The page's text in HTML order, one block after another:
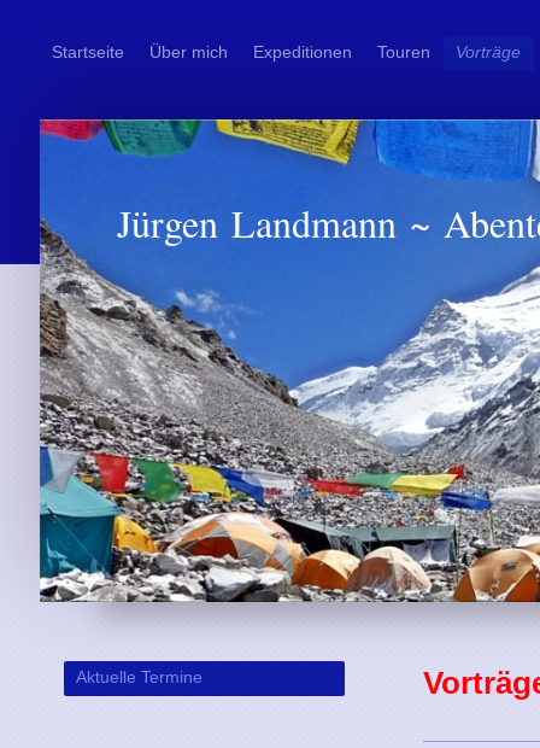
Startseite Über mich Expeditionen Touren Vorträge
Jürgen Landmann ~
Aktuelle Termine